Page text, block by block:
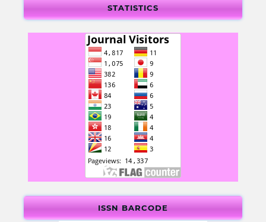
STATISTICS
ISSN BARCODE